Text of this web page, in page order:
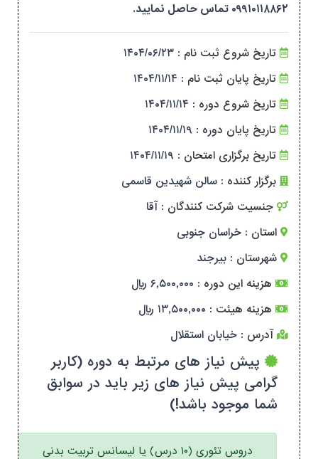
۰۹۹۱۰۱۱۸۸۶۲ تماس حاصل نمایید.
تاریخ شروع ثبت نام : ۱۴۰۴/۰۶/۲۳
تاریخ پایان ثبت نام : ۱۴۰۴/۱۱/۱۴
تاریخ شروع دوره : ۱۴۰۴/۱۱/۱۴
تاریخ پایان دوره : ۱۴۰۴/۱۱/۱۹
تاریخ برگزاری امتحان : ۱۴۰۴/۱۱/۱۹
برگزار کننده : سالن شهیدین قاسمی
جنسیت شرکت کنندگان : آقا
استان : خراسان جنوبی
شهرستان : بیرجند
هزینه این دوره : ۶,۵۰۰,۰۰۰ ریال
هزینه هیئت : ۱۳,۵۰۰,۰۰۰ ریال
آدرس : خیابان استقلال
پیش نیاز های مرتبط به دوره (کاربر
گرامی پیش نیاز های زیر باید در سوابق
شما موجود باشد!)
دروس تئوری (۱۰ درس) یا لیسانس تربیت بدنی